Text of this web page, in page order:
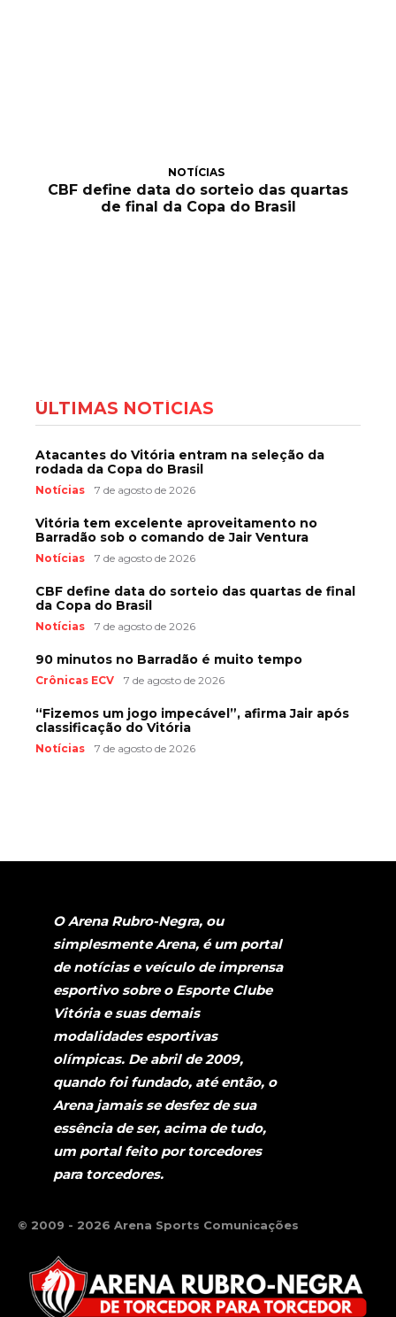
NOTÍCIAS
CBF define data do sorteio das quartas
de final da Copa do Brasil
ÚLTIMAS NOTÍCIAS
Atacantes do Vitória entram na seleção da
rodada da Copa do Brasil
Notícias 7 de agosto de 2026
Vitória tem excelente aproveitamento no
Barradão sob o comando de Jair Ventura
Notícias 7 de agosto de 2026
CBF define data do sorteio das quartas de final
da Copa do Brasil
Notícias 7 de agosto de 2026
90 minutos no Barradão é muito tempo
Crônicas ECV 7 de agosto de 2026
“Fizemos um jogo impecável”, afirma Jair após
classificação do Vitória
Notícias 7 de agosto de 2026
O Arena Rubro-Negra, ou
simplesmente Arena, é um portal
de notícias e veículo de imprensa
esportivo sobre o Esporte Clube
Vitória e suas demais
modalidades esportivas
olímpicas. De abril de 2009,
quando foi fundado, até então, o
Arena jamais se desfez de sua
essência de ser, acima de tudo,
um portal feito por torcedores
para torcedores.
© 2009 - 2026 Arena Sports Comunicações